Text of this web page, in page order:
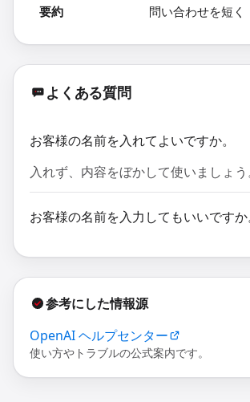
要約 問い合わせを短く
よくある質問
お客様の名前を入れてよいですか。
入れず、内容をぼかして使いましょう
お客様の名前を入力してもいいですか
参考にした情報源
OpenAI ヘルプセンター
使い方やトラブルの公式案内です。